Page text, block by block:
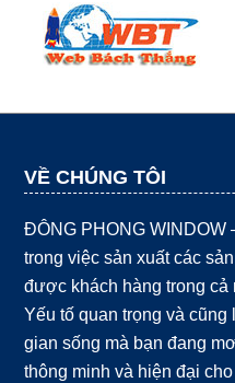
VỀ CHÚNG TÔI
ĐÔNG PHONG WINDOW
trong việc sản xuất các
được khách hàng trong cả
Yếu tố quan trọng và
gian sống mà bạn đang
thông minh và hiện đại